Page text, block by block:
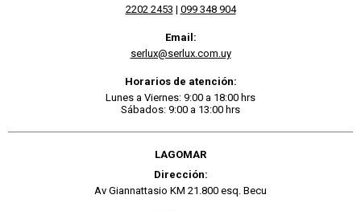
2202 2453 | 099 348 904
Email:
serlux@serlux.com.uy
Horarios de atención:
Lunes a Viernes: 9:00 a 18:00 hrs
Sábados: 9:00 a 13:00 hrs
LAGOMAR
Dirección:
Av Giannattasio KM 21.800 esq. Becu